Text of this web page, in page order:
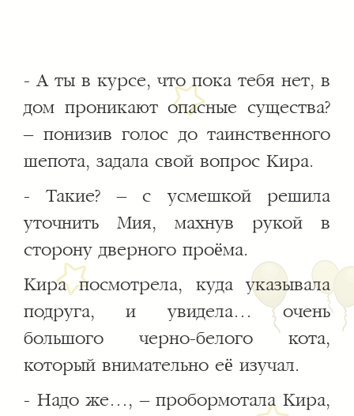
- А ты в курсе, что пока тебя нет, в
дом проникают опасные существа?
– понизив голос до таинственного
шепота, задала свой вопрос Кира.
- Такие? – с усмешкой решила
уточнить Мия, махнув рукой в
сторону дверного проёма.
Кира посмотрела, куда указывала
подруга, и увидела… очень
большого черно-белого кота,
который внимательно её изучал.
- Надо же…, – пробормотала Кира,